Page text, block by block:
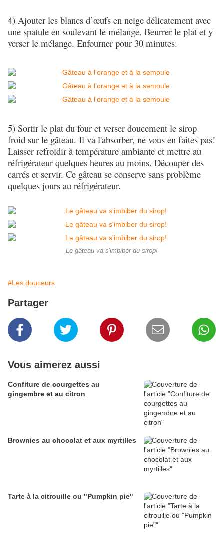
4) Ajouter les blancs d’œufs en neige délicatement avec
une spatule en soulevant le mélange. Beurrer le plat et y
verser le mélange. Enfourner pour 30 minutes.
5) Sortir le plat du four et verser doucement le sirop
froid sur le gâteau. Il va l'absorber, ne vous en faites pas!
Laisser refroidir à température ambiante et mettre au
réfrigérateur quelques heures au moins. Découper des
carrés et servir. Ce gâteau se conserve sans problème
quelques jours au réfrigérateur.
Le gâteau va s'imbiber du sirop!
#Les douceurs
Partager
Vous aimerez aussi
Confiture de courgettes au
gingembre et au citron
Brownies au chocolat et aux myrtilles
Tarte à la citrouille ou "Pumpkin pie"